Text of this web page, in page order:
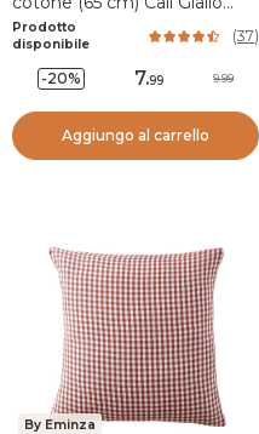
senape
Prodotto
disponibile
(37)
-20% 7.99 9.99
Aggiungo al carrello
By Eminza